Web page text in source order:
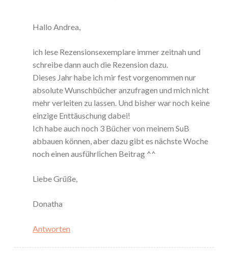
Hallo Andrea,
ich lese Rezensionsexemplare immer zeitnah und
schreibe dann auch die Rezension dazu.
Dieses Jahr habe ich mir fest vorgenommen nur
absolute Wunschbücher anzufragen und mich nicht
mehr verleiten zu lassen. Und bisher war noch keine
einzige Enttäuschung dabei!
Ich habe auch noch 3 Bücher von meinem SuB
abbauen können, aber dazu gibt es nächste Woche
noch einen ausführlichen Beitrag ^^
Liebe Grüße,
Donatha
Antworten